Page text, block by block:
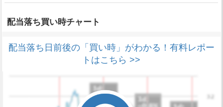
配当落ち買い時チャート
配当落ち日前後の「買い時」がわかる！有料レポー
トはこちら >>